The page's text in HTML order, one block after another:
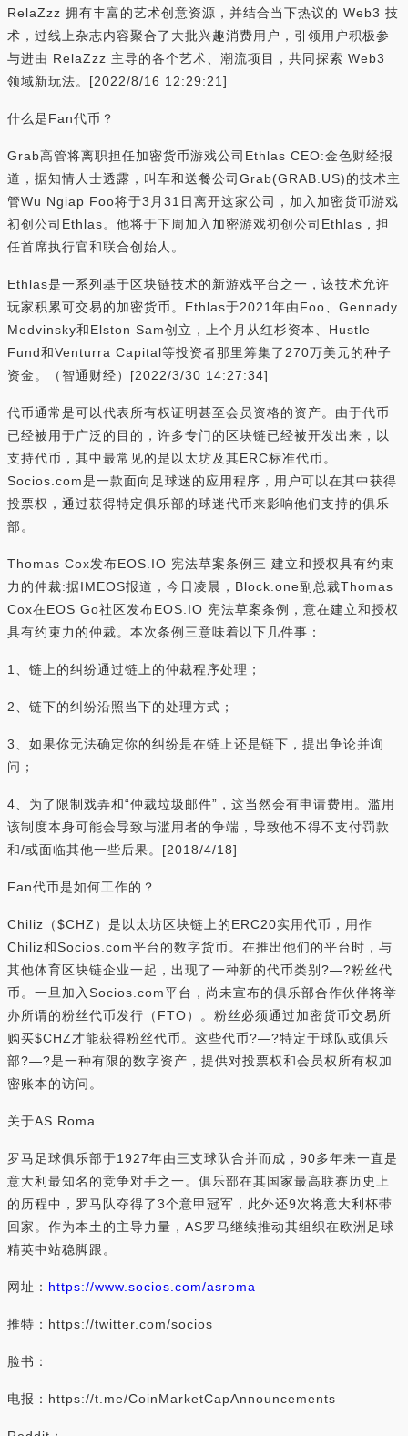
RelaZzz 拥有丰富的艺术创意资源，并结合当下热议的 Web3 技
术，过线上杂志内容聚合了大批兴趣消费用户，引领用户积极参
与进由 RelaZzz 主导的各个艺术、潮流项目，共同探索 Web3
领域新玩法。[2022/8/16 12:29:21]
什么是Fan代币？
Grab高管将离职担任加密货币游戏公司Ethlas CEO:金色财经报
道，据知情人士透露，叫车和送餐公司Grab(GRAB.US)的技术主
管Wu Ngiap Foo将于3月31日离开这家公司，加入加密货币游戏
初创公司Ethlas。他将于下周加入加密游戏初创公司Ethlas，担
任首席执行官和联合创始人。
Ethlas是一系列基于区块链技术的新游戏平台之一，该技术允许
玩家积累可交易的加密货币。Ethlas于2021年由Foo、Gennady
Medvinsky和Elston Sam创立，上个月从红杉资本、Hustle
Fund和Venturra Capital等投资者那里筹集了270万美元的种子
资金。（智通财经）[2022/3/30 14:27:34]
代币通常是可以代表所有权证明甚至会员资格的资产。由于代币
已经被用于广泛的目的，许多专门的区块链已经被开发出来，以
支持代币，其中最常见的是以太坊及其ERC标准代币。
Socios.com是一款面向足球迷的应用程序，用户可以在其中获得
投票权，通过获得特定俱乐部的球迷代币来影响他们支持的俱乐
部。
Thomas Cox发布EOS.IO 宪法草案条例三 建立和授权具有约束
力的仲裁:据IMEOS报道，今日凌晨，Block.one副总裁Thomas
Cox在EOS Go社区发布EOS.IO 宪法草案条例，意在建立和授权
具有约束力的仲裁。本次条例三意味着以下几件事：
1、链上的纠纷通过链上的仲裁程序处理；
2、链下的纠纷沿照当下的处理方式；
3、如果你无法确定你的纠纷是在链上还是链下，提出争论并询
问；
4、为了限制戏弄和“仲裁垃圾邮件”，这当然会有申请费用。滥用
该制度本身可能会导致与滥用者的争端，导致他不得不支付罚款
和/或面临其他一些后果。[2018/4/18]
Fan代币是如何工作的？
Chiliz（$CHZ）是以太坊区块链上的ERC20实用代币，用作
Chiliz和Socios.com平台的数字货币。在推出他们的平台时，与
其他体育区块链企业一起，出现了一种新的代币类别?—?粉丝代
币。一旦加入Socios.com平台，尚未宣布的俱乐部合作伙伴将举
办所谓的粉丝代币发行（FTO）。粉丝必须通过加密货币交易所
购买$CHZ才能获得粉丝代币。这些代币?—?特定于球队或俱乐
部?—?是一种有限的数字资产，提供对投票权和会员权所有权加
密账本的访问。
关于AS Roma
罗马足球俱乐部于1927年由三支球队合并而成，90多年来一直是
意大利最知名的竞争对手之一。俱乐部在其国家最高联赛历史上
的历程中，罗马队夺得了3个意甲冠军，此外还9次将意大利杯带
回家。作为本土的主导力量，AS罗马继续推动其组织在欧洲足球
精英中站稳脚跟。
网址： https://www.socios.com/asroma
推特：https://twitter.com/socios
脸书：
电报：https://t.me/CoinMarketCapAnnouncements